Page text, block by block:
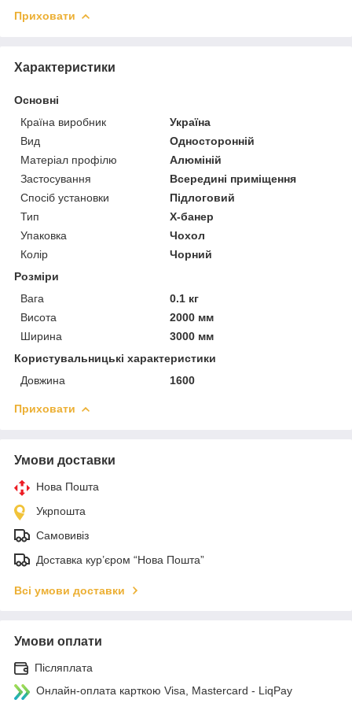
Приховати
Характеристики
Основні
Країна виробник
Україна
Вид
Односторонній
Матеріал профілю
Алюміній
Застосування
Всередині приміщення
Спосіб установки
Підлоговий
Тип
X-банер
Упаковка
Чохол
Колір
Чорний
Розміри
Вага
0.1 кг
Висота
2000 мм
Ширина
3000 мм
Користувальницькі характеристики
Довжина
1600
Приховати
Умови доставки
Нова Пошта
Укрпошта
Самовивіз
Доставка кур’єром “Нова Пошта”
Всі умови доставки
Умови оплати
Післяплата
Онлайн-оплата карткою Visa, Mastercard - LiqPay